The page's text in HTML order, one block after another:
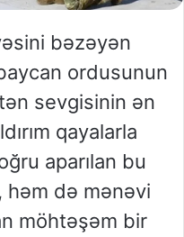
bəzəyən
ordusunun
sevgisinin ən
qayalarla
aparılan bu
həm də mənəvi
möhtəşəm bir